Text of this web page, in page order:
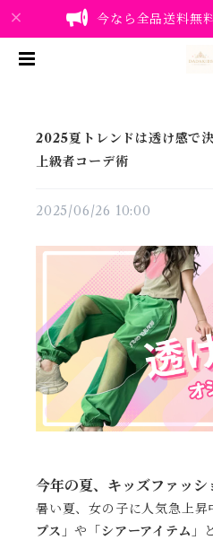
今なら全品送料無
2025夏トレンドは透け感で
上級者コーデ術
2025/06/26 10:00
今年の夏、キッズファッシ
暑い夏、女の子に人気急上昇
プス 」や「シアーアイテム 」